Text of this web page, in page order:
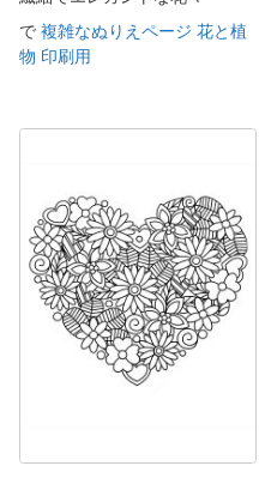
で 複雑なぬりえページ 花と植
物 印刷用